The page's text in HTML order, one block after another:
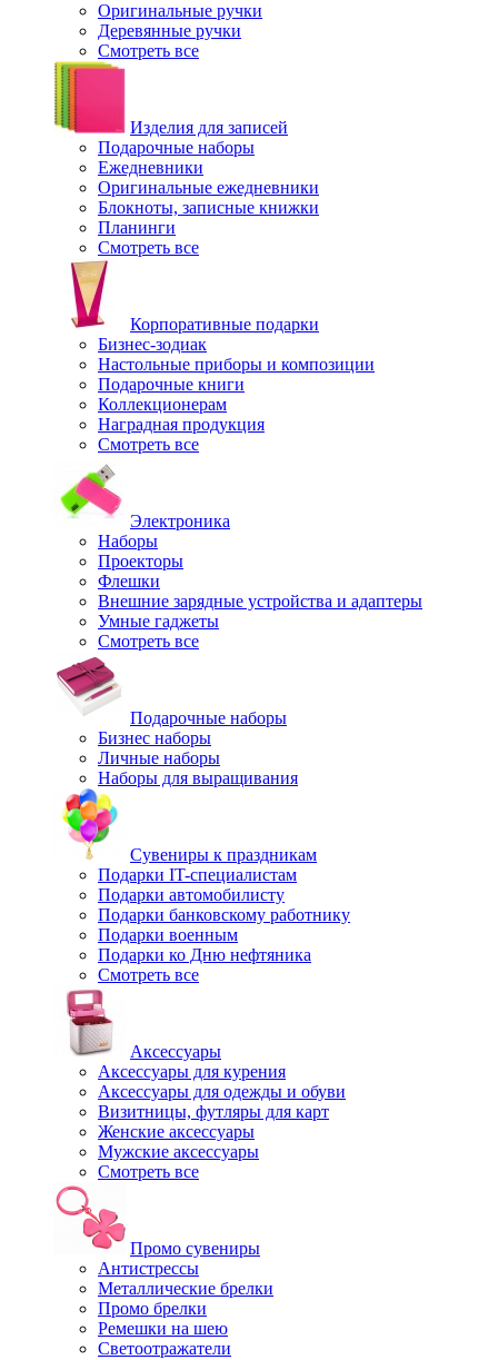
Оригинальные ручки
Деревянные ручки
Смотреть все
Изделия для записей
Подарочные наборы
Ежедневники
Оригинальные ежедневники
Блокноты, записные книжки
Планинги
Смотреть все
Корпоративные подарки
Бизнес-зодиак
Настольные приборы и композиции
Подарочные книги
Коллекционерам
Наградная продукция
Смотреть все
Электроника
Наборы
Проекторы
Флешки
Внешние зарядные устройства и адаптеры
Умные гаджеты
Смотреть все
Подарочные наборы
Бизнес наборы
Личные наборы
Наборы для выращивания
Сувениры к праздникам
Подарки IT-специалистам
Подарки автомобилисту
Подарки банковскому работнику
Подарки военным
Подарки ко Дню нефтяника
Смотреть все
Аксессуары
Аксессуары для курения
Аксессуары для одежды и обуви
Визитницы, футляры для карт
Женские аксессуары
Мужские аксессуары
Смотреть все
Промо сувениры
Антистрессы
Металлические брелки
Промо брелки
Ремешки на шею
Светоотражатели